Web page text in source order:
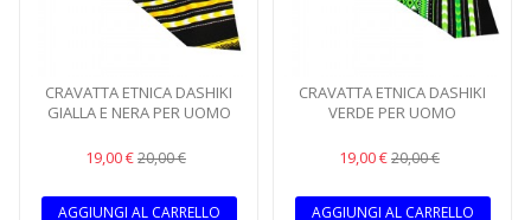
CRAVATTA ETNICA DASHIKI
GIALLA E NERA PER UOMO
19,00 €20,00 €
AGGIUNGI AL CARRELLO
CRAVATTA ETNICA DASHIKI
VERDE PER UOMO
19,00 €20,00 €
AGGIUNGI AL CARRELLO